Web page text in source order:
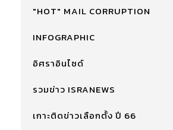
"HOT" MAIL CORRUPTION
INFOGRAPHIC
อิศราอินไซด์
รวมข่าว ISRANEWS
เกาะติดข่าวเลือกตั้ง ปี 66